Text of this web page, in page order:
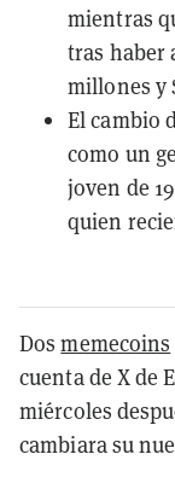
mientras
tras haber
millones y
El cambio
como un
joven de
quien
Dosmemecoins
cuenta de X de
miércoles
cambiara su